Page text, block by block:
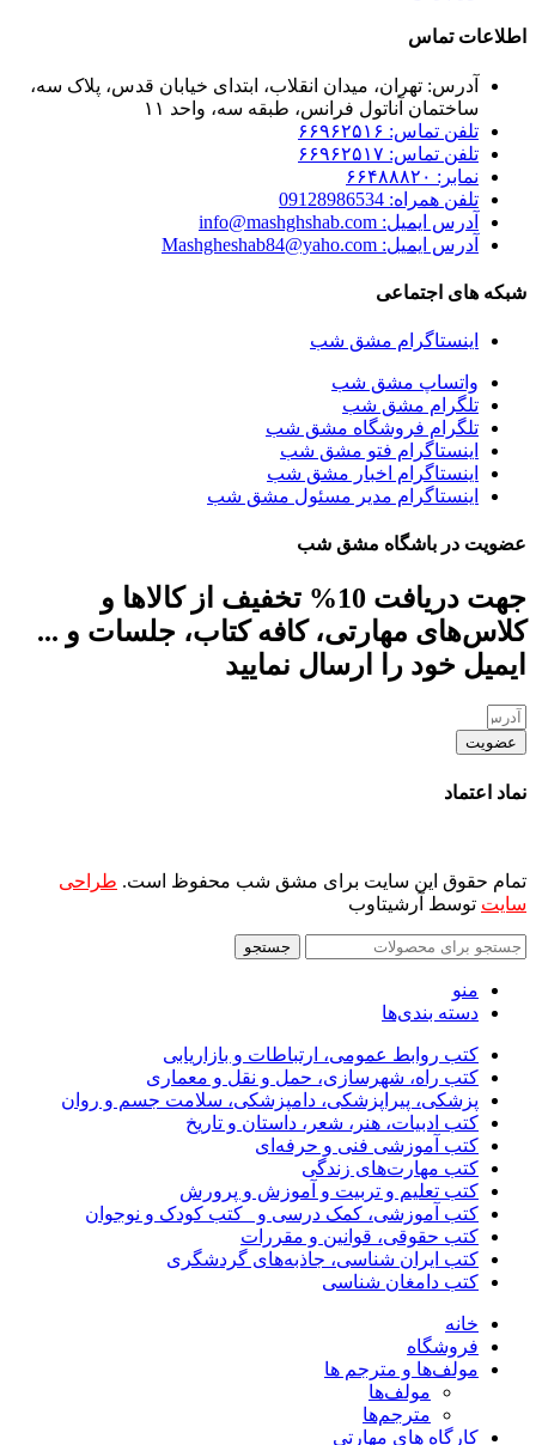
اطلاعات تماس
آدرس: تهران، میدان انقلاب، ابتدای خیابان قدس، پلاک سه،
ساختمان آناتول فرانس، طبقه سه، واحد ۱۱
تلفن تماس: ۶۶۹۶۲۵۱۶
تلفن تماس: ۶۶۹۶۲۵۱۷
نمابر: ۶۶۴۸۸۸۲۰
تلفن همراه: 09128986534
آدرس ایمیل: info@mashghshab.com
آدرس ایمیل: Mashgheshab84@yaho.com
شبکه های اجتماعی
اینستاگرام مشق شب
واتساپ مشق شب
تلگرام مشق شب
تلگرام فروشگاه مشق شب
اینستاگرام فتو مشق شب
اینستاگرام اخبار مشق شب
اینستاگرام مدیر مسئول مشق شب
عضویت در باشگاه مشق شب
جهت دریافت 10% تخفیف از کالاها و
کلاس‌های مهارتی، کافه کتاب، جلسات و ...
ایمیل خود را ارسال نمایید
عضویت
نماد اعتماد
تمام حقوق این سایت برای مشق شب محفوظ است. طراحی
سایت توسط آرشیتاوب
جستجو
منو
دسته بندی‌ها
کتب روابط عمومی، ارتباطات و بازاریابی
کتب راه، شهرسازی، حمل و نقل و معماری
پزشکی، پیراپزشکی، دامپزشکی، سلامت جسم و روان
کتب ادبیات، هنر، شعر، داستان و تاریخ
کتب آموزشی فنی و حرفه‌ای
کتب مهارت‌های زندگی
کتب تعلیم و تربیت و آموزش و پرورش
کتب آموزشی، کمک درسی و _کتب کودک و نوجوان
کتب حقوقی، قوانین و مقررات
کتب ایران شناسی، جاذبه‌های گردشگری
کتب دامغان شناسی
خانه
فروشگاه
مولف‌ها و مترجم ها
مولف‌ها
مترجم‌ها
کارگاه های مهارتی